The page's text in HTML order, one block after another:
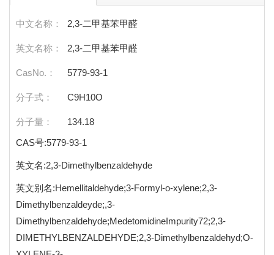
中文名称： 2,3-二甲基苯甲醛
英文名称： 2,3-二甲基苯甲醛
CasNo.： 5779-93-1
分子式： C9H10O
分子量：
134.18
CAS号:5779-93-1
英文名:2,3-Dimethylbenzaldehyde
英文别名:Hemellitaldehyde;3-Formyl-o-xylene;2,3-
Dimethylbenzaldeyde;,3-
Dimethylbenzaldehyde;MedetomidineImpurity72;2,3-
DIMETHYLBENZALDEHYDE;2,3-Dimethylbenzaldehyd;O-